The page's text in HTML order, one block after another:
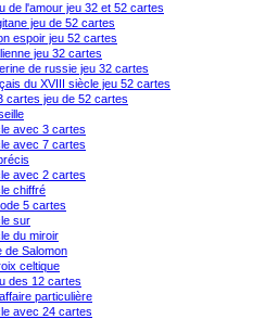
de l'amour jeu 32 et 52 cartes
jeu de 52 cartes
espoir jeu 52 cartes
jeu 32 cartes
de russie jeu 32 cartes
du XVIII siècle jeu 52 cartes
cartes jeu de 52 cartes
avec 3 cartes
avec 7 cartes
avec 2 cartes
chiffré
5 cartes
sur
du miroir
de Salomon
celtique
des 12 cartes
particulière
avec 24 cartes